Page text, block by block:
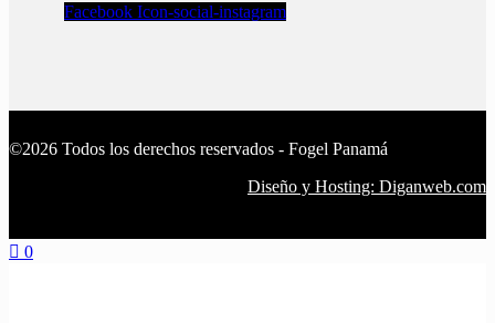
Facebook Icon-social-instagram
©2026 Todos los derechos reservados - Fogel Panamá
Diseño y Hosting: Diganweb.com
0